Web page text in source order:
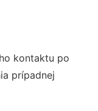
kontaktu po
prípadnej